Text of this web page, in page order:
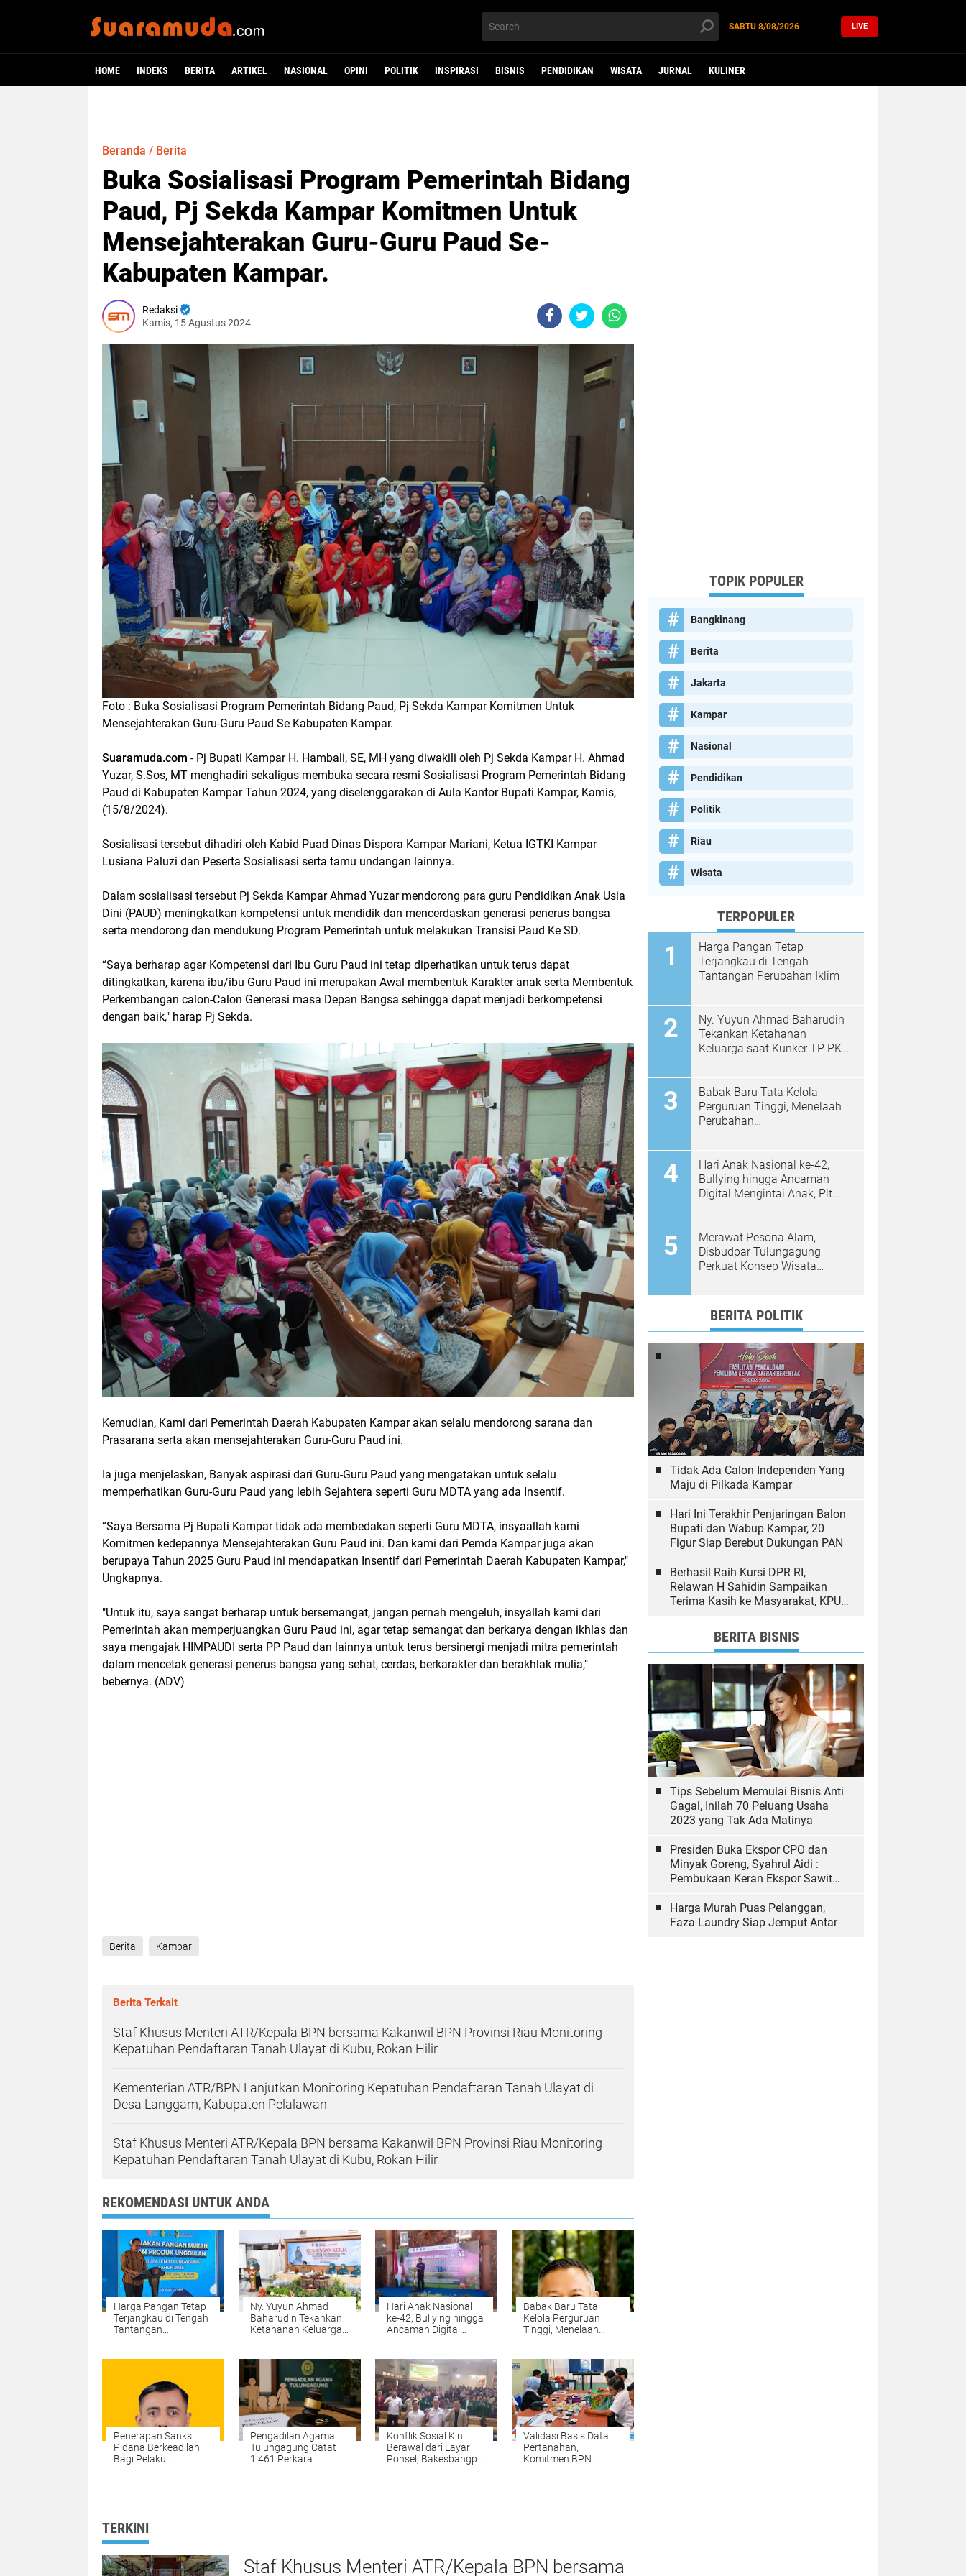
SABTU 8/08/2026 LIVE
HOME INDEKS BERITA ARTIKEL NASIONAL OPINI POLITIK INSPIRASI BISNIS PENDIDIKAN WISATA JURNAL KULINER
Beranda / Berita
Buka Sosialisasi Program Pemerintah Bidang
Paud, Pj Sekda Kampar Komitmen Untuk
Mensejahterakan Guru-Guru Paud Se-
Kabupaten Kampar.
Redaksi
Kamis, 15 Agustus 2024
Foto : Buka Sosialisasi Program Pemerintah Bidang Paud, Pj Sekda Kampar Komitmen Untuk
Mensejahterakan Guru-Guru Paud Se Kabupaten Kampar.
Suaramuda.com - Pj Bupati Kampar H. Hambali, SE, MH yang diwakili oleh Pj Sekda Kampar H. Ahmad
Yuzar, S.Sos, MT menghadiri sekaligus membuka secara resmi Sosialisasi Program Pemerintah Bidang
Paud di Kabupaten Kampar Tahun 2024, yang diselenggarakan di Aula Kantor Bupati Kampar, Kamis,
(15/8/2024).
Sosialisasi tersebut dihadiri oleh Kabid Puad Dinas Dispora Kampar Mariani, Ketua IGTKI Kampar
Lusiana Paluzi dan Peserta Sosialisasi serta tamu undangan lainnya.
Dalam sosialisasi tersebut Pj Sekda Kampar Ahmad Yuzar mendorong para guru Pendidikan Anak Usia
Dini (PAUD) meningkatkan kompetensi untuk mendidik dan mencerdaskan generasi penerus bangsa
serta mendorong dan mendukung Program Pemerintah untuk melakukan Transisi Paud Ke SD.
“Saya berharap agar Kompetensi dari Ibu Guru Paud ini tetap diperhatikan untuk terus dapat
ditingkatkan, karena ibu/ibu Guru Paud ini merupakan Awal membentuk Karakter anak serta Membentuk
Perkembangan calon-Calon Generasi masa Depan Bangsa sehingga dapat menjadi berkompetensi
dengan baik," harap Pj Sekda.
Kemudian, Kami dari Pemerintah Daerah Kabupaten Kampar akan selalu mendorong sarana dan
Prasarana serta akan mensejahterakan Guru-Guru Paud ini.
Ia juga menjelaskan, Banyak aspirasi dari Guru-Guru Paud yang mengatakan untuk selalu
memperhatikan Guru-Guru Paud yang lebih Sejahtera seperti Guru MDTA yang ada Insentif.
“Saya Bersama Pj Bupati Kampar tidak ada membedakan seperti Guru MDTA, insyaallah kami
Komitmen kedepannya Mensejahterakan Guru Paud ini. Dan kami dari Pemda Kampar juga akan
berupaya Tahun 2025 Guru Paud ini mendapatkan Insentif dari Pemerintah Daerah Kabupaten Kampar,"
Ungkapnya.
"Untuk itu, saya sangat berharap untuk bersemangat, jangan pernah mengeluh, insyallah kami dari
Pemerintah akan memperjuangkan Guru Paud ini, agar tetap semangat dan berkarya dengan ikhlas dan
saya mengajak HIMPAUDI serta PP Paud dan lainnya untuk terus bersinergi menjadi mitra pemerintah
dalam mencetak generasi penerus bangsa yang sehat, cerdas, berkarakter dan berakhlak mulia,"
bebernya. (ADV)
Berita Kampar
Berita Terkait
Staf Khusus Menteri ATR/Kepala BPN bersama Kakanwil BPN Provinsi Riau Monitoring
Kepatuhan Pendaftaran Tanah Ulayat di Kubu, Rokan Hilir
Kementerian ATR/BPN Lanjutkan Monitoring Kepatuhan Pendaftaran Tanah Ulayat di
Desa Langgam, Kabupaten Pelalawan
Staf Khusus Menteri ATR/Kepala BPN bersama Kakanwil BPN Provinsi Riau Monitoring
Kepatuhan Pendaftaran Tanah Ulayat di Kubu, Rokan Hilir
REKOMENDASI UNTUK ANDA
Harga Pangan Tetap
Terjangkau di Tengah
Tantangan
Ny. Yuyun Ahmad
Baharudin Tekankan
Ketahanan Keluarga
Hari Anak Nasional
ke-42, Bullying hingga
Ancaman Digital
Baharudin Ajak
Wujudkan
Tulungagung Ramah
Anak
Babak Baru Tata
Kelola Perguruan
Tinggi, Menelaah
No. 39/2025 Menjadi
No. 10/2026
Penerapan Sanksi
Pidana Berkeadilan
Bagi Pelaku
Pengadilan Agama
Tulungagung Catat
1.461 Perkara
Konflik Sosial Kini
Berawal dari Layar
Ponsel, Bakesbangpol
Validasi Basis Data
Pertanahan,
Komitmen BPN
TERKINI
Staf Khusus Menteri ATR/Kepala BPN bersama
TOPIK POPULER
Bangkinang
Berita
Jakarta
Kampar
Nasional
Pendidikan
Politik
Riau
Wisata
TERPOPULER
Harga Pangan Tetap
Terjangkau di Tengah
Tantangan Perubahan Iklim
Ny. Yuyun Ahmad Baharudin
Tekankan Ketahanan
Keluarga saat Kunker TP PKK
Babak Baru Tata Kelola
Perguruan Tinggi, Menelaah
Perubahan
Hari Anak Nasional ke-42,
Bullying hingga Ancaman
Digital Mengintai Anak, Plt
Ramah Anak
Merawat Pesona Alam,
Disbudpar Tulungagung
Perkuat Konsep Wisata
BERITA POLITIK
Tidak Ada Calon Independen Yang
Maju di Pilkada Kampar
Hari Ini Terakhir Penjaringan Balon
Bupati dan Wabup Kampar, 20
Figur Siap Berebut Dukungan PAN
Berhasil Raih Kursi DPR RI,
Relawan H Sahidin Sampaikan
Terima Kasih ke Masyarakat, KPU
BERITA BISNIS
Tips Sebelum Memulai Bisnis Anti
Gagal, Inilah 70 Peluang Usaha
2023 yang Tak Ada Matinya
Presiden Buka Ekspor CPO dan
Minyak Goreng, Syahrul Aidi :
Pembukaan Keran Ekspor Sawit
Harga Murah Puas Pelanggan,
Faza Laundry Siap Jemput Antar